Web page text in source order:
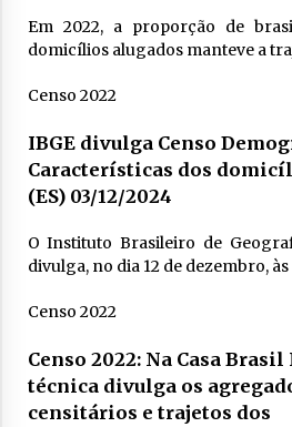
Em 2022, a proporção de
domicílios alugados manteve a
Censo 2022
IBGE divulga Censo
Características dos
(ES) 03/12/2024
O Instituto Brasileiro de
divulga, no dia 12 de dezembro, às
Censo 2022
Censo 2022: Na Casa Brasil
técnica divulga os
censitários e trajetos dos